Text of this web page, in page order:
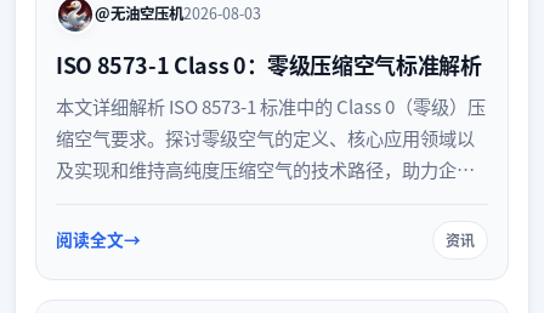
@无油空压机2026-08-03
ISO 8573-1 Class 0：零级压缩空气标准解析
本文详细解析 ISO 8573-1 标准中的 Class 0（零级）压
缩空气要求。探讨零级空气的定义、核心应用领域以
及实现和维持高纯度压缩空气的技术路径，助力企业
阅读全文 资讯